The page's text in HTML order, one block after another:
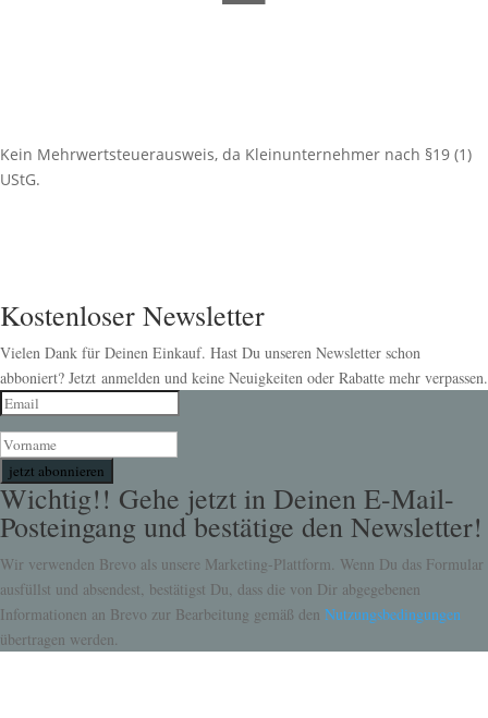
Kein Mehrwertsteuerausweis, da Kleinunternehmer nach §19 (1)
UStG.
Kostenloser Newsletter
Vielen Dank für Deinen Einkauf. Hast Du unseren Newsletter schon
abboniert? Jetzt anmelden und keine Neuigkeiten oder Rabatte mehr verpassen.
jetzt abonnieren
Wichtig!! Gehe jetzt in Deinen E-Mail-
Posteingang und bestätige den Newsletter!
Wir verwenden Brevo als unsere Marketing-Plattform. Wenn Du das Formular
ausfüllst und absendest, bestätigst Du, dass die von Dir abgegebenen
Informationen an Brevo zur Bearbeitung gemäß den Nutzungsbedingungen
übertragen werden.